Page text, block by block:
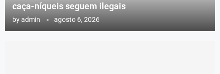
caça-níqueis seguem ilegais
byadmin agosto 6, 2026